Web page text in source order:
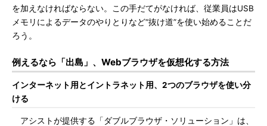
を加えなければならない。この手だてがなければ、従業員はUSB
メモリによるデータのやりとりなど“抜け道”を使い始めることだ
ろう。
例えるなら「出島」、Webブラウザを仮想化する方法
インターネット用とイントラネット用、2つのブラウザを使い分
ける
アシストが提供する「ダブルブラウザ・ソリューション」は、